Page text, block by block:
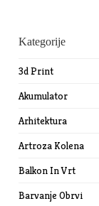
Kategorije
3d Print
Akumulator
Arhitektura
Artroza Kolena
Balkon In Vrt
Barvanje Obrvi